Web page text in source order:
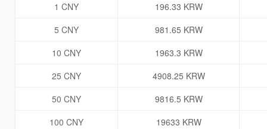
1 CNY
196.33 KRW
5 CNY
981.65 KRW
10 CNY
1963.3 KRW
25 CNY
4908.25 KRW
50 CNY
9816.5 KRW
100 CNY
19633 KRW